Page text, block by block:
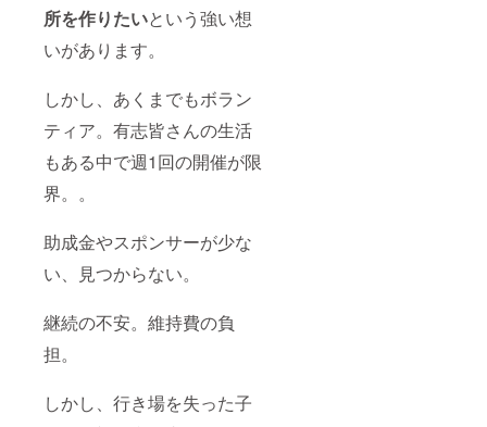
所を作りたいという強い想
いがあります。
しかし、あくまでもボラン
ティア。有志皆さんの生活
もある中で週1回の開催が限
界。。
助成金やスポンサーが少な
い、見つからない。
継続の不安。維持費の負
担。
しかし、行き場を失った子